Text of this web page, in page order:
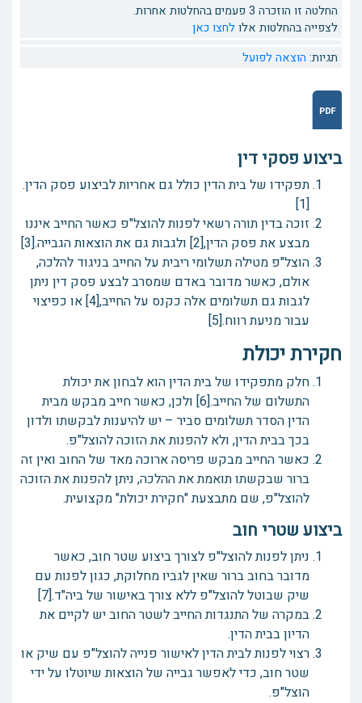
החלטה זו הוזכרה 3 פעמים בהחלטות אחרות.
לצפייה בהחלטות אלולחצו כאן
תגיות: הוצאה לפועל
ביצוע פסקי דין
תפקידו של בית הדין כולל גם אחריות לביצוע פסק הדין.
[1]
זוכה בדין תורה רשאי לפנות להוצל"פ כאשר החייב איננו
מבצע את פסק הדין,[2] ולגבות גם את הוצאות הגבייה.[3]
הוצל"פ מטילה תשלומי ריבית על החייב בניגוד להלכה,
אולם, כאשר מדובר באדם שמסרב לבצע פסק דין ניתן
לגבות גם תשלומים אלה כקנס על החייב,[4] או כפיצוי
עבור מניעת רווח.[5]
חקירת יכולת
חלק מתפקידו של בית הדין הוא לבחון את יכולת
התשלום של החייב.[6] ולכן, כאשר חייב מבקש מבית
הדין הסדר תשלומים סביר – יש להיענות לבקשתו ולדון
בכך בבית הדין, ולא להפנות את הזוכה להוצל"פ.
כאשר החייב מבקש פריסה ארוכה מאד של החוב ואין זה
ברור שבקשתו תואמת את ההלכה, ניתן להפנות את הזוכה
להוצל"פ, שם מתבצעת "חקירת יכולת" מקצועית.
ביצוע שטרי חוב
ניתן לפנות להוצל"פ לצורך ביצוע שטר חוב, כאשר
מדובר בחוב ברור שאין לגביו מחלוקת, כגון לפנות עם
שיק שבוטל להוצל"פ ללא צורך באישור של ביה"ד.[7]
במקרה של התנגדות החייב לשטר החוב יש לקיים את
הדיון בבית הדין.
רצוי לפנות לבית הדין לאישור פנייה להוצל"פ עם שיק או
שטר חוב, כדי לאפשר גבייה של הוצאות שיוטלו על ידי
הוצל"פ.